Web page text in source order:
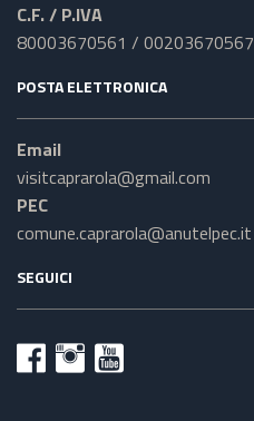
C.F. / P.IVA
80003670561 / 00203670567
POSTA ELETTRONICA
Email
visitcaprarola@gmail.com
PEC
comune.caprarola@anutelpec.it
SEGUICI